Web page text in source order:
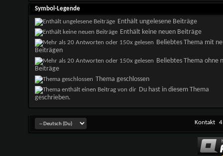
Symbol-Legende
Enthält ungelesene Beiträge
Enthält keine neuen Beiträge
Beliebtes Thema mit
Beiträgen
Beliebtes Thema ohne
Beiträge
Thema geschlossen
Du hast in diesem Thema
geschrieben.
Kontakt